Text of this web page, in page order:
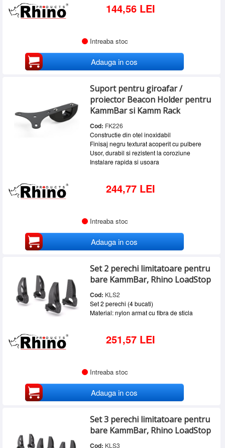
AUTENTIFICARE
144,56 LEI
Intreaba stoc
Adauga in cos
Suport pentru giroafar /
proiector Beacon Holder pentru
KammBar si Kamm Rack
Cod: FK226
Constructie din otel inoxidabil
Finisaj negru texturat acoperit cu pulbere
Usor, durabil si rezistent la coroziune
Instalare rapida si usoara
244,77 LEI
Intreaba stoc
Adauga in cos
Set 2 perechi limitatoare pentru
bare KammBar, Rhino LoadStop
Cod: KLS2
Set 2 perechi (4 bucati)
Material: nylon armat cu fibra de sticla
251,57 LEI
Intreaba stoc
Adauga in cos
Set 3 perechi limitatoare pentru
bare KammBar, Rhino LoadStop
Cod: KLS3